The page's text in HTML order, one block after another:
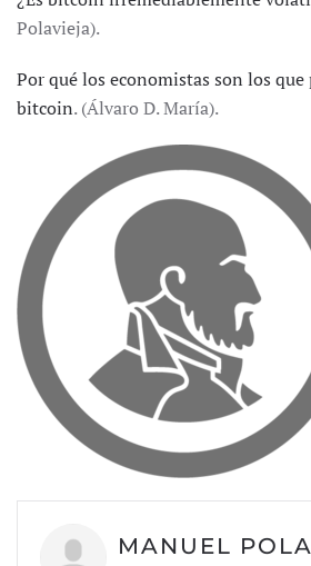
Polavieja).
Por qué los economistas son los
bitcoin. (Álvaro D. María).
MANUEL